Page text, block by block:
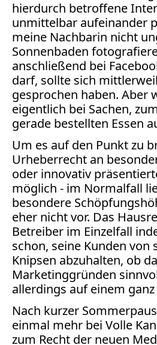
hierdurch betroffene
unmittelbar aufeinander
meine Nachbarin nicht
Sonnenbaden
anschließend bei
darf, sollte sich
gesprochen haben. Aber
eigentlich bei Sachen,
gerade bestellten Essen
Um es auf den Punkt zu
Urheberrecht an
oder innovativ
möglich - im Normalfall
besondere
eher nicht vor. Das
Betreiber im Einzelfall
schon, seine Kunden von
Knipsen abzuhalten, ob
Marketinggründen
allerdings auf einem
Nach kurzer
einmal mehr bei Volle
zum Recht der neuen
AGB
Abmahnung
Aktuelle
Stunde
BGH
Beleidigung
Datenschutz
Ebay
Facebook
Fotorecht
Google
Haftung
Influencer
Instagram
Internetrecht
Markenrecht
Meinungsfreiheit
Persönlichkeitsrecht
Print
Radio
Sportwetten